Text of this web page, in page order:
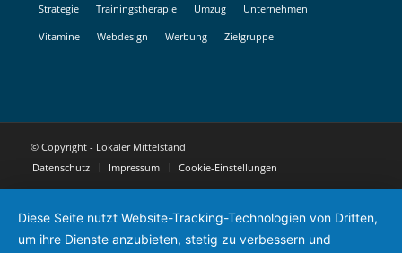
Strategie Trainingstherapie Umzug Unternehmen
Vitamine Webdesign Werbung Zielgruppe
© Copyright - Lokaler Mittelstand
Datenschutz
Impressum Cookie-Einstellungen
Diese Seite nutzt Website-Tracking-Technologien von Dritten,
um ihre Dienste anzubieten, stetig zu verbessern und